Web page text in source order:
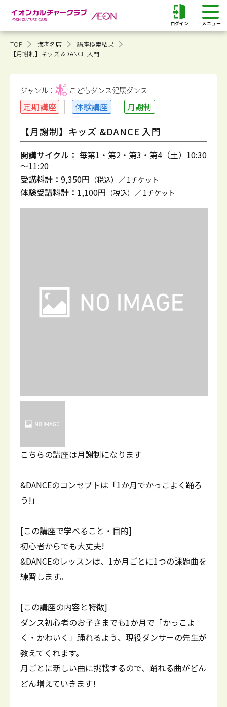
ログイン
TOP 海老名店
講座検索結果
【月謝制】キッズ &DANCE 入門
ジャンル： こどもダンス健康ダンス
定期講座 体験講座 月謝制
【月謝制】キッズ &DANCE 入門
開講サイクル： 毎第1・第2・第3・第4（土）10:30
～11:20
受講料計： 9,350円 （税込）／ 1チケット
体験受講料計： 1,100円 （税込）／ 1チケット
こちらの講座は月謝制になります
&DANCEのコンセプトは「1か月でかっこよく踊ろ
う!」
[この講座で学べること・目的]
初心者からでも大丈夫!
&DANCEのレッスンは、1か月ごとに1つの課題曲を
練習します。
[この講座の内容と特徴]
ダンス初心者のお子さまでも1か月で「かっこよ
く・かわいく」踊れるよう、現役ダンサーの先生が
教えてくれます。
月ごとに新しい曲に挑戦するので、踊れる曲がどん
どん増えていきます!